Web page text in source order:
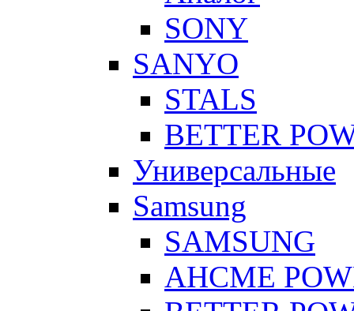
SONY
SANYO
STALS
BETTER
Универсальные
Samsung
SAMSUNG
AHCME